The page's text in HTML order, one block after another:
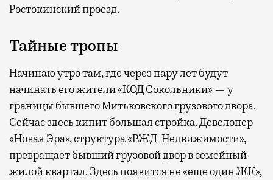
Ростокинский проезд.
Тайные тропы
Начинаю утро там, где через пару лет будут
начинать его жители «КОД Сокольники» — у
границы бывшего Митьковского грузового двора.
Сейчас здесь кипит большая стройка. Девелопер
«Новая Эра», структура «РЖД-Недвижимости»,
превращает бывший грузовой двор в семейный
жилой квартал. Здесь появится не «еще один ЖК»,